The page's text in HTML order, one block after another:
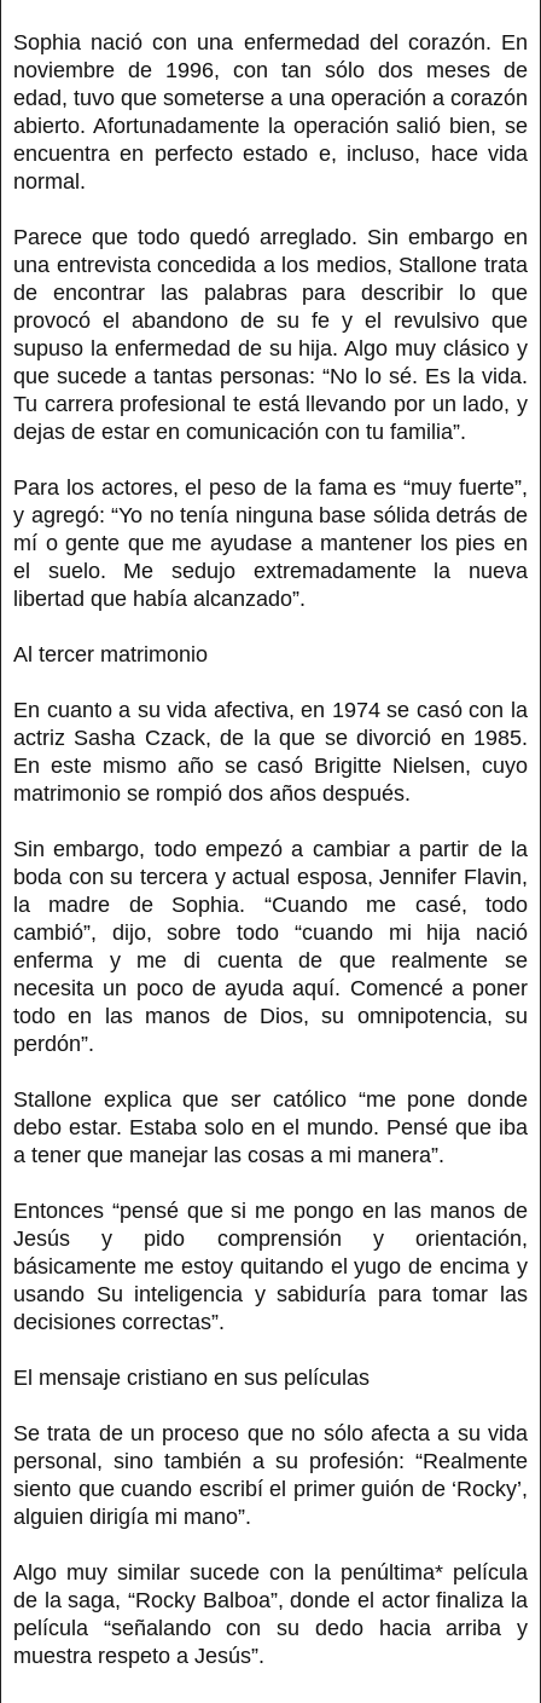
Sophia nació con una enfermedad del corazón. En
noviembre de 1996, con tan sólo dos meses de
edad, tuvo que someterse a una operación a corazón
abierto. Afortunadamente la operación salió bien, se
encuentra en perfecto estado e, incluso, hace vida
normal.
Parece que todo quedó arreglado. Sin embargo en
una entrevista concedida a los medios, Stallone trata
de encontrar las palabras para describir lo que
provocó el abandono de su fe y el revulsivo que
supuso la enfermedad de su hija. Algo muy clásico y
que sucede a tantas personas: “No lo sé. Es la vida.
Tu carrera profesional te está llevando por un lado, y
dejas de estar en comunicación con tu familia”.
Para los actores, el peso de la fama es “muy fuerte”,
y agregó: “Yo no tenía ninguna base sólida detrás de
mí o gente que me ayudase a mantener los pies en
el suelo. Me sedujo extremadamente la nueva
libertad que había alcanzado”.
Al tercer matrimonio
En cuanto a su vida afectiva, en 1974 se casó con la
actriz Sasha Czack, de la que se divorció en 1985.
En este mismo año se casó Brigitte Nielsen, cuyo
matrimonio se rompió dos años después.
Sin embargo, todo empezó a cambiar a partir de la
boda con su tercera y actual esposa, Jennifer Flavin,
la madre de Sophia. “Cuando me casé, todo
cambió”, dijo, sobre todo “cuando mi hija nació
enferma y me di cuenta de que realmente se
necesita un poco de ayuda aquí. Comencé a poner
todo en las manos de Dios, su omnipotencia, su
perdón”.
Stallone explica que ser católico “me pone donde
debo estar. Estaba solo en el mundo. Pensé que iba
a tener que manejar las cosas a mi manera”.
Entonces “pensé que si me pongo en las manos de
Jesús y pido comprensión y orientación,
básicamente me estoy quitando el yugo de encima y
usando Su inteligencia y sabiduría para tomar las
decisiones correctas”.
El mensaje cristiano en sus películas
Se trata de un proceso que no sólo afecta a su vida
personal, sino también a su profesión: “Realmente
siento que cuando escribí el primer guión de ‘Rocky’,
alguien dirigía mi mano”.
Algo muy similar sucede con la penúltima* película
de la saga, “Rocky Balboa”, donde el actor finaliza la
película “señalando con su dedo hacia arriba y
muestra respeto a Jesús”.